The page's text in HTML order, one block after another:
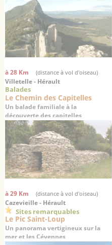
à 28 Km (distance à vol d'oiseau)
Villetelle - Hérault
Balades
Le Chemin des Capitelles
Un balade familiale à la
découverte des capitelles
à 29 Km (distance à vol d'oiseau)
Cazevieille - Hérault
Sites remarquables
Le Pic Saint-Loup
Un panorama vertigineux sur la
mer et les Cévennes